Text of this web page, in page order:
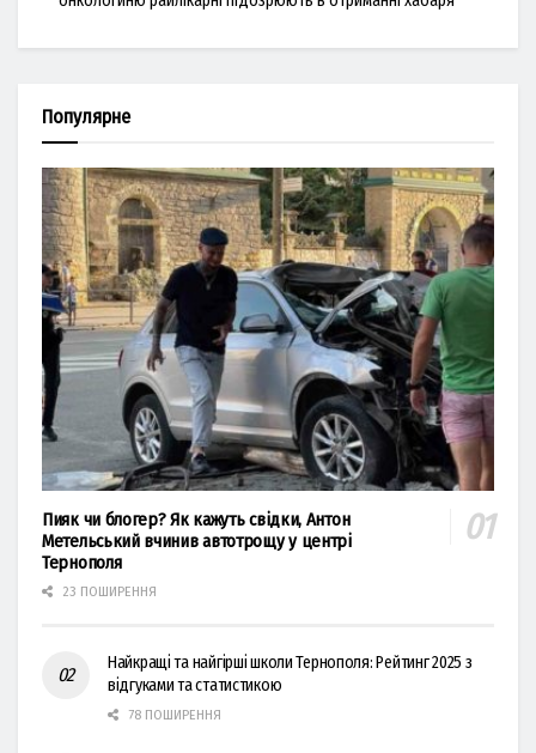
Популярне
Пияк чи блогер? Як кажуть свідки, Антон
Метельський вчинив автотрощу у центрі
Тернополя
23 ПОШИРЕННЯ
Найкращі та найгірші школи Тернополя: Рейтинг 2025 з
відгуками та статистикою
78 ПОШИРЕННЯ